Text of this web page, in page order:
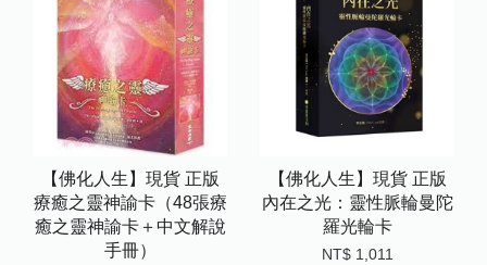
【佛化人生】現貨 正版
療癒之靈神諭卡（48張療
癒之靈神諭卡＋中文解說
手冊）
【佛化人生】現貨 正版
內在之光：靈性脈輪曼陀
羅光輪卡
NT$ 1,011